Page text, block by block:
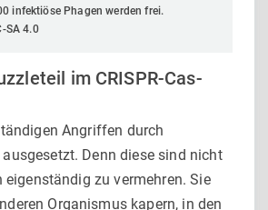
infektiöse Phagen werden frei.
SA 4.0
im CRISPR-Cas-
Angriffen durch
Denn diese sind nicht
eigenständig zu vermehren. Sie
Organismus kapern, in den